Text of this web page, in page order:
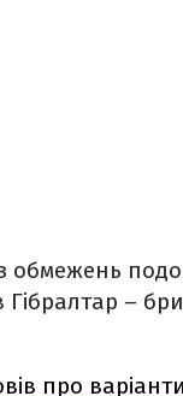
обмежень
–
про